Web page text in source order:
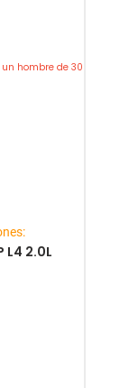
hombre de 30
L4 2.0L